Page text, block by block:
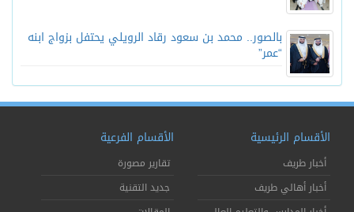
بالصور.. محمد بن سعود رقاد الرويلي يحتفل بزواج ابنه
“عمر”
الأقسام الرئيسية
أخبار طريف
أخبار أهالي طريف
الأقسام الفرعية
تقارير مصورة
جديد التقنية